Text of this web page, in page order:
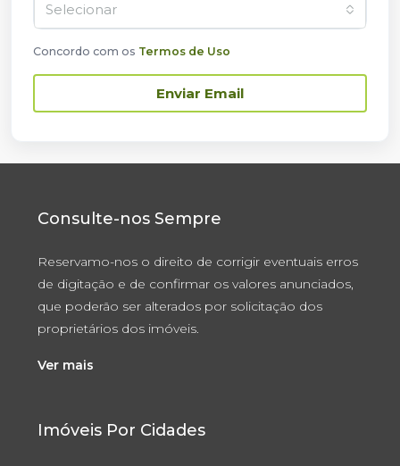
Selecionar
Concordo com os Termos de Uso
Enviar Email
Consulte-nos Sempre
Reservamo-nos o direito de corrigir eventuais erros
de digitação e de confirmar os valores anunciados,
que poderão ser alterados por solicitação dos
proprietários dos imóveis.
Ver mais
Imóveis Por Cidades